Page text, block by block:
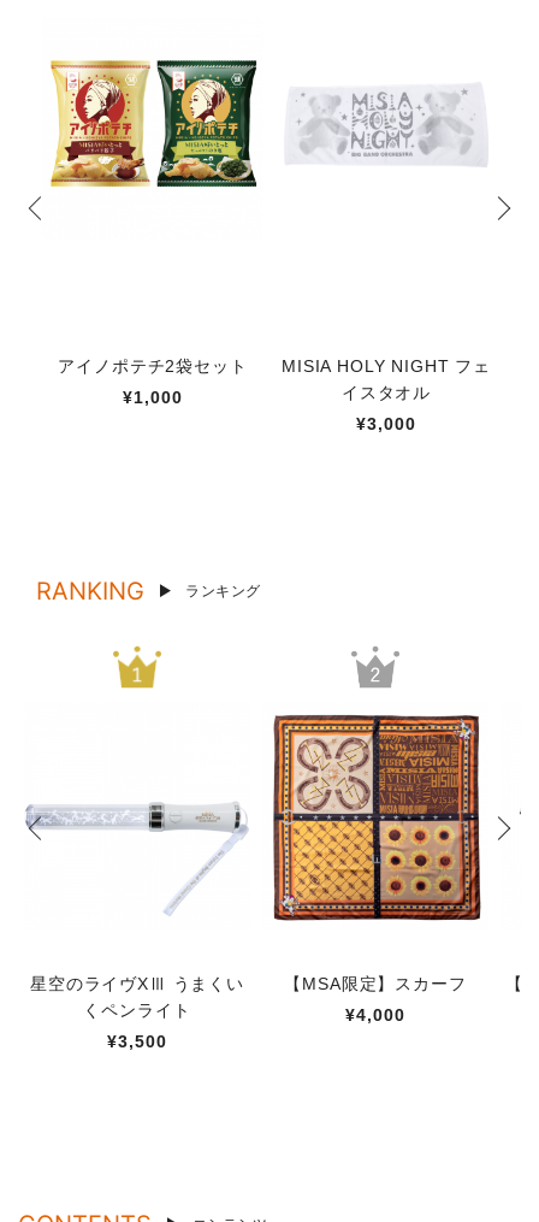
アイノポテチ2袋セット
¥1,000
MISIA HOLY NIGHT フェ
イスタオル
¥3,000
RANKING ランキング
星空のライヴXⅢ うまくい
くペンライト
¥3,500
【MSA限定】スカーフ
¥4,000
【